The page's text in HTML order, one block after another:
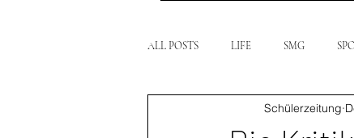
ALL POSTS LIFE SMG
Schülerzeitung